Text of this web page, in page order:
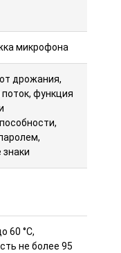
микрофона
дрожания,
функция
60 °C,
не более 95